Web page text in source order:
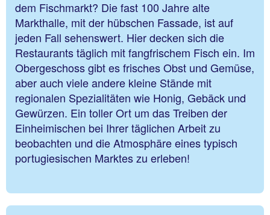
dem Fischmarkt? Die fast 100 Jahre alte
Markthalle, mit der hübschen Fassade, ist auf
jeden Fall sehenswert. Hier decken sich die
Restaurants täglich mit fangfrischem Fisch ein. Im
Obergeschoss gibt es frisches Obst und Gemüse,
aber auch viele andere kleine Stände mit
regionalen Spezialitäten wie Honig, Gebäck und
Gewürzen. Ein toller Ort um das Treiben der
Einheimischen bei Ihrer täglichen Arbeit zu
beobachten und die Atmosphäre eines typisch
portugiesischen Marktes zu erleben!